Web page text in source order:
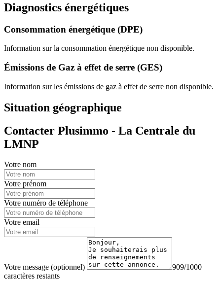
Diagnostics énergétiques
Consommation énergétique (DPE)
Information sur la consommation énergétique non disponible.
Émissions de Gaz à effet de serre (GES)
Information sur les émissions de gaz à effet de serre non disponible.
Situation géographique
Contacter Plusimmo - La Centrale du
LMNP
Votre nom
Votre prénom
Votre numéro de téléphone
Votre email
Votre message (optionnel)
909/1000
caractères restants